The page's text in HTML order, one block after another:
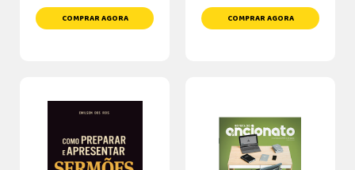
COMPRAR AGORA COMPRAR AGORA